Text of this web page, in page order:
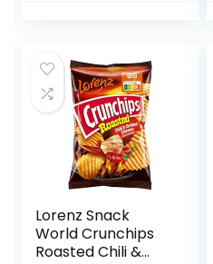
Lorenz Snack
World Crunchips
Roasted Chili &